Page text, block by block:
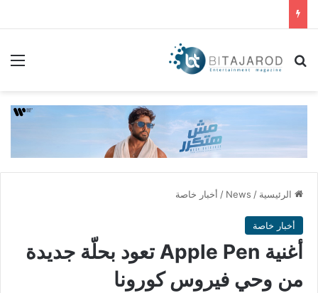
بحث عن
الرئيسية /
News
/ أخبار خاصة
أخبار خاصة
أغنية Apple Pen تعود بحلّة جديدة
من وحي فيروس كورونا